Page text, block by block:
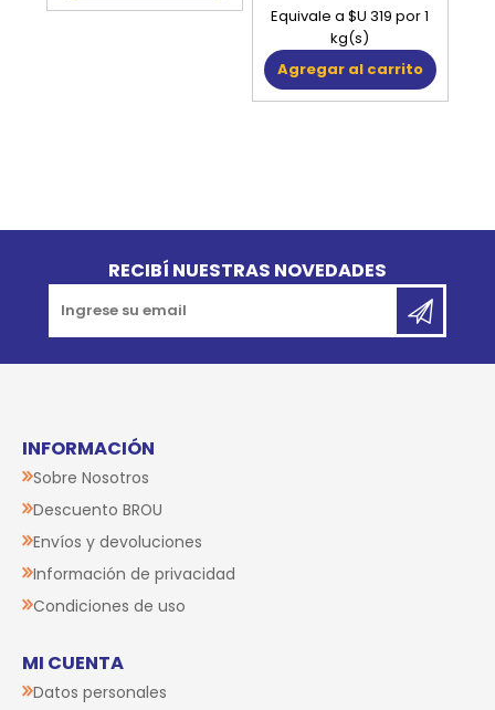
Equivale a $U 319 por 1
kg(s)
Agregar al carrito
RECIBÍ NUESTRAS NOVEDADES
INFORMACIÓN
Sobre Nosotros
Descuento BROU
Envíos y devoluciones
Información de privacidad
Condiciones de uso
MI CUENTA
Datos personales